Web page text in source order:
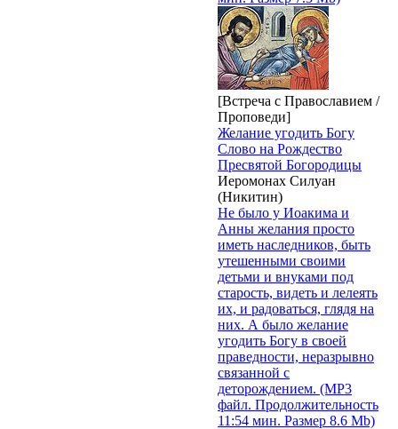
[Встреча с Православием /
Проповеди]
Желание угодить Богу
Слово на Рождество
Пресвятой Богородицы
Иеромонах Силуан
(Никитин)
Не было у Иоакима и
Анны желания просто
иметь наследников, быть
утешенными своими
детьми и внуками под
старость, видеть и лелеять
их, и радоваться, глядя на
них. А было желание
угодить Богу в своей
праведности, неразрывно
связанной с
деторождением. (MP3
файл. Продолжительность
11:54 мин. Размер 8.6 Mb)